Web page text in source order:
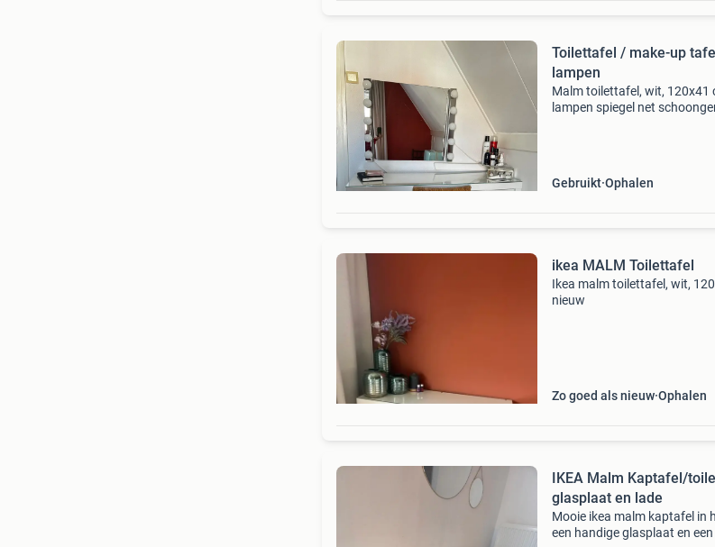
Toilettafel / make-up
lampen
Malm toilettafel, wit, 120x41
lampen spiegel net
Gebruikt Ophalen
ikea MALM Toilettafel
Ikea malm toilettafel, wit,
nieuw
Zo goed als nieuw Ophalen
IKEA Malm Kaptafel/
glasplaat en lade
Mooie ikea malm kaptafel in
een handige glasplaat en